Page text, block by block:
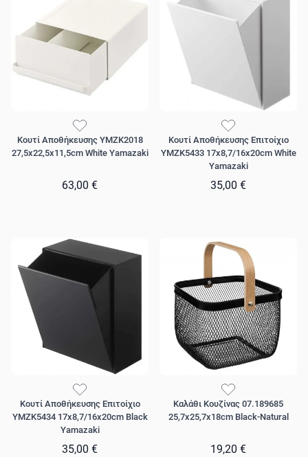
Κουτί Αποθήκευσης YMZK2018
27,5x22,5x11,5cm White Yamazaki
63,00 €
Κουτί Αποθήκευσης Επιτοίχιο
YMZK5433 17x8,7/16x20cm White
Yamazaki
35,00 €
Κουτί Αποθήκευσης Επιτοίχιο
YMZK5434 17x8,7/16x20cm Black
Yamazaki
35,00 €
Καλάθι Κουζίνας 07.189685
25,7x25,7x18cm Black-Natural
19,20 €